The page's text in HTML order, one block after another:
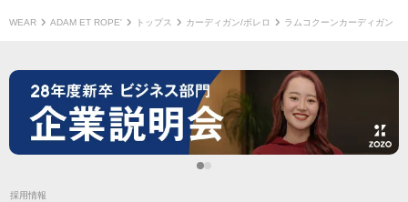
WEAR ADAM ET ROPE' トップス カーディガン/ボレロ ラムコクーンカーディガン
採用情報